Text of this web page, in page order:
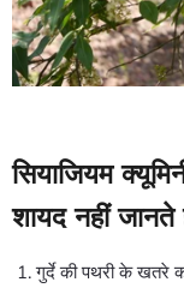
सियाजियम
शायद नहीं जानते
गुर्दे की पथरी के खतरे